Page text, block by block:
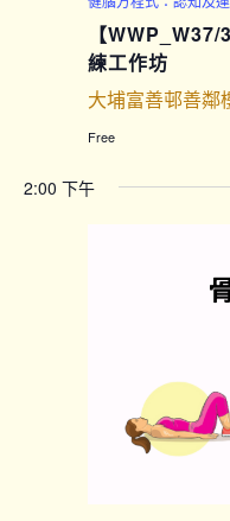
【
練工作坊
大埔富善邨善鄰
Free
2:00 下午